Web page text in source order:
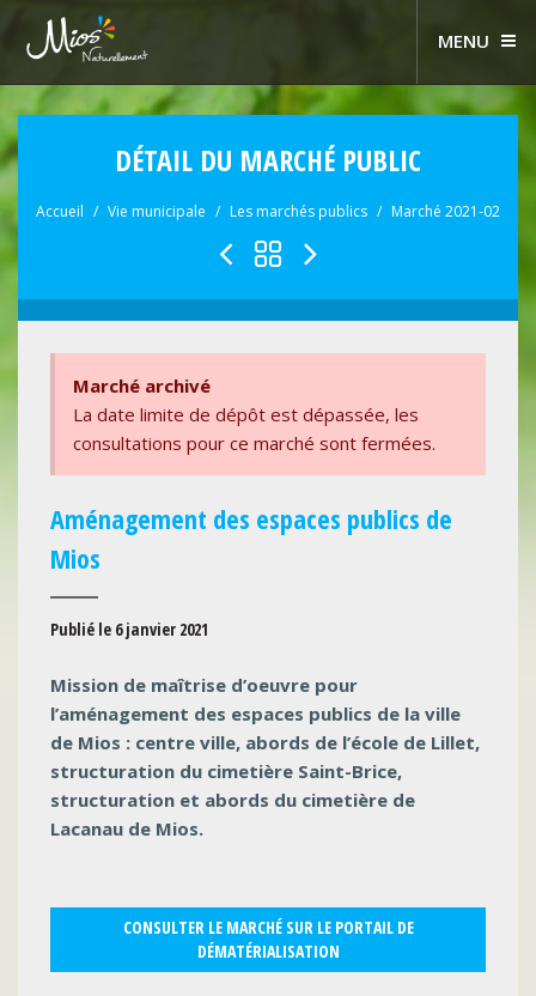
MENU
DÉTAIL DU MARCHÉ PUBLIC
Accueil Vie municipale Les marchés publics Marché 2021-02
Marché archivé
La date limite de dépôt est dépassée, les
consultations pour ce marché sont fermées.
Aménagement des espaces publics de
Mios
Publié le 6 janvier 2021
Mission de maîtrise d’oeuvre pour
l’aménagement des espaces publics de la ville
de Mios : centre ville, abords de l’école de Lillet,
structuration du cimetière Saint-Brice,
structuration et abords du cimetière de
Lacanau de Mios.
CONSULTER LE MARCHÉ SUR LE PORTAIL DE
DÉMATÉRIALISATION